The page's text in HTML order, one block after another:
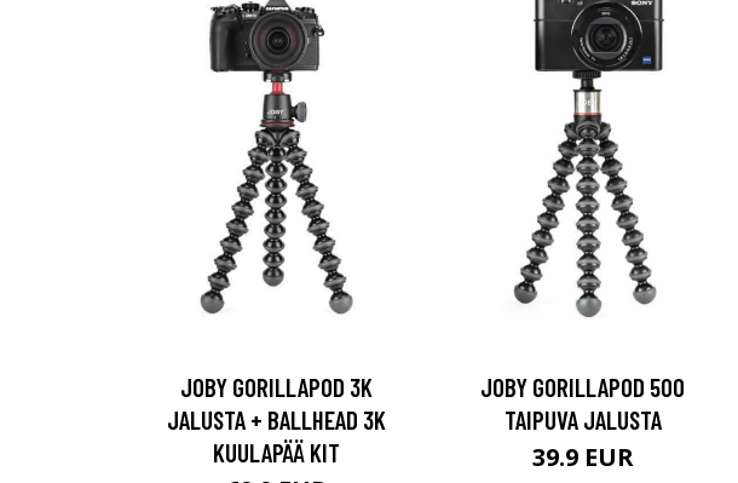
JOBY GORILLAPOD 3K
JALUSTA + BALLHEAD 3K
KUULAPÄÄ KIT
JOBY GORILLAPOD 500
TAIPUVA JALUSTA
39.9 EUR